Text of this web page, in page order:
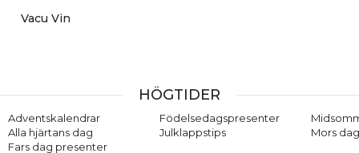
Vacu Vin
HÖGTIDER
Adventskalendrar
Alla hjärtans dag
Fars dag presenter
Födelsedagspresenter
Julklappstips
Mors